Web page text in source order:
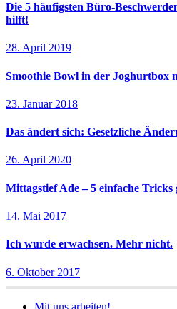
Die 5 häufigsten Büro-
hilft!
28. April 2019
Smoothie Bowl in der Joghurtbox
23. Januar 2018
Das ändert sich: Gesetzliche
26. April 2020
Mittagstief Ade – 5 einfache
14. Mai 2017
Ich wurde erwachsen. Mehr nicht.
6. Oktober 2017
Mit uns arbeiten!